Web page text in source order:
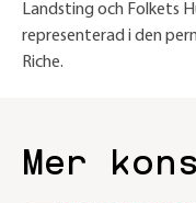
Landsting och Folkets
representerad i den
Riche.
Mer